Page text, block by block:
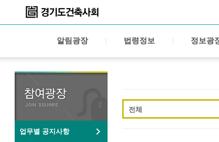
알림광장 법령정보 정보광
업무별 공지사항
전체